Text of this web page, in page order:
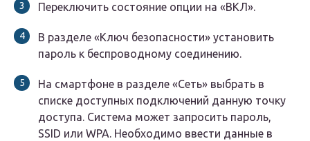
Переключить состояние опции на «ВКЛ».
В разделе «Ключ безопасности» установить
пароль к беспроводному соединению.
На смартфоне в разделе «Сеть» выбрать в
списке доступных подключений данную точку
доступа. Система может запросить пароль,
SSID или WPA. Необходимо ввести данные в